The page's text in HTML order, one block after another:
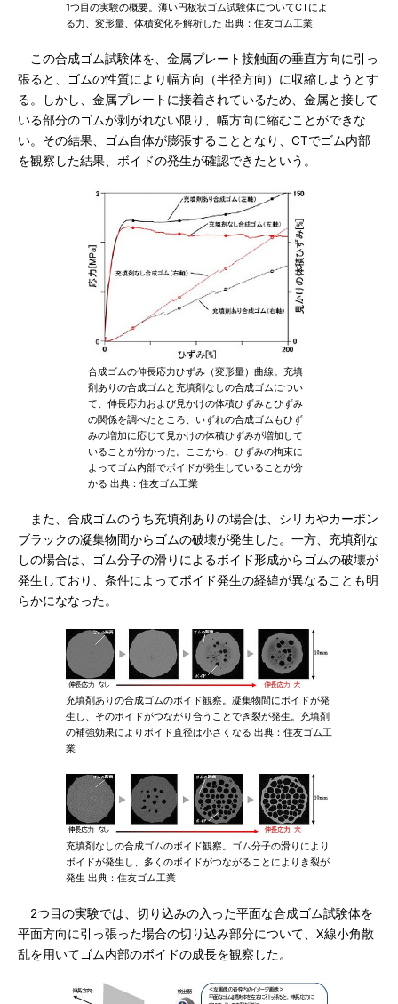
1つ目の実験の概要。薄い円板状ゴム試験体についてCTによ
る力、変形量、体積変化を解析した 出典：住友ゴム工業
この合成ゴム試験体を、金属プレート接触面の垂直方向に引っ
張ると、ゴムの性質により幅方向（半径方向）に収縮しようとす
る。しかし、金属プレートに接着されているため、金属と接して
いる部分のゴムが剥がれない限り、幅方向に縮むことができな
い。その結果、ゴム自体が膨張することとなり、CTでゴム内部
を観察した結果、ボイドの発生が確認できたという。
合成ゴムの伸長応力ひずみ（変形量）曲線。充填
剤ありの合成ゴムと充填剤なしの合成ゴムについ
て、伸長応力および見かけの体積ひずみとひずみ
の関係を調べたところ、いずれの合成ゴムもひず
みの増加に応じて見かけの体積ひずみが増加して
いることが分かった。ここから、ひずみの拘束に
よってゴム内部でボイドが発生していることが分
かる 出典：住友ゴム工業
また、合成ゴムのうち充填剤ありの場合は、シリカやカーボン
ブラックの凝集物間からゴムの破壊が発生した。一方、充填剤な
しの場合は、ゴム分子の滑りによるボイド形成からゴムの破壊が
発生しており、条件によってボイド発生の経緯が異なることも明
らかにななった。
充填剤ありの合成ゴムのボイド観察。凝集物間にボイドが発
生し、そのボイドがつながり合うことでき裂が発生。充填剤
の補強効果によりボイド直径は小さくなる 出典：住友ゴム工
業
充填剤なしの合成ゴムのボイド観察。ゴム分子の滑りにより
ボイドが発生し、多くのボイドがつながることによりき裂が
発生 出典：住友ゴム工業
2つ目の実験では、切り込みの入った平面な合成ゴム試験体を
平面方向に引っ張った場合の切り込み部分について、X線小角散
乱を用いてゴム内部のボイドの成長を観察した。